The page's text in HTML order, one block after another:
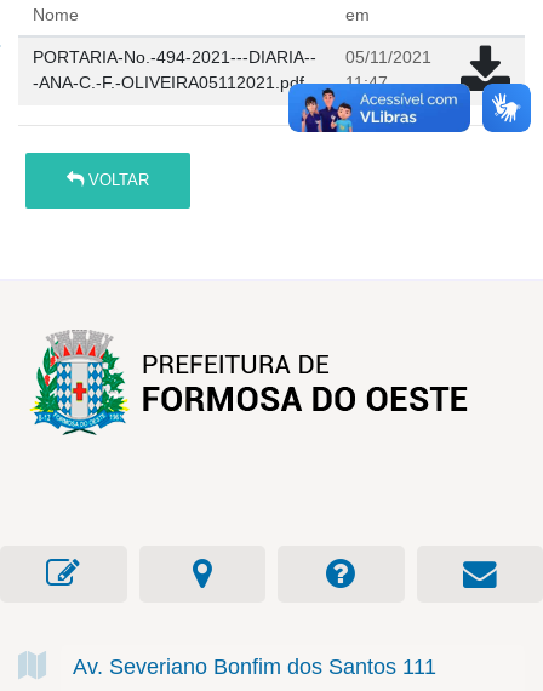
Nome
em
PORTARIA-No.-494-2021---DIARIA--
-ANA-C.-F.-OLIVEIRA05112021.pdf
05/11/2021
11:47
VOLTAR
Av. Severiano Bonfim dos Santos 111